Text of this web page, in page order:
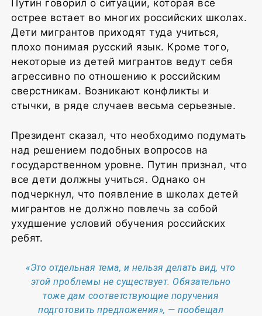
Путин говорил о ситуации, которая все
острее встает во многих российских школах.
Дети мигрантов приходят туда учиться,
плохо понимая русский язык. Кроме того,
некоторые из детей мигрантов ведут себя
агрессивно по отношению к российским
сверстникам. Возникают конфликты и
стычки, в ряде случаев весьма серьезные.
Президент сказал, что необходимо подумать
над решением подобных вопросов на
государственном уровне. Путин признал, что
все дети должны учиться. Однако он
подчеркнул, что появление в школах детей
мигрантов не должно повлечь за собой
ухудшение условий обучения российских
ребят.
«Это отдельная тема, и нельзя делать вид, что
этой проблемы не существует. Обязательно
тоже дам соответствующие поручения
подготовить предложения», — пообещал